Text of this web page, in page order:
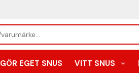
GÖR EGET SNUS VITT SNUS